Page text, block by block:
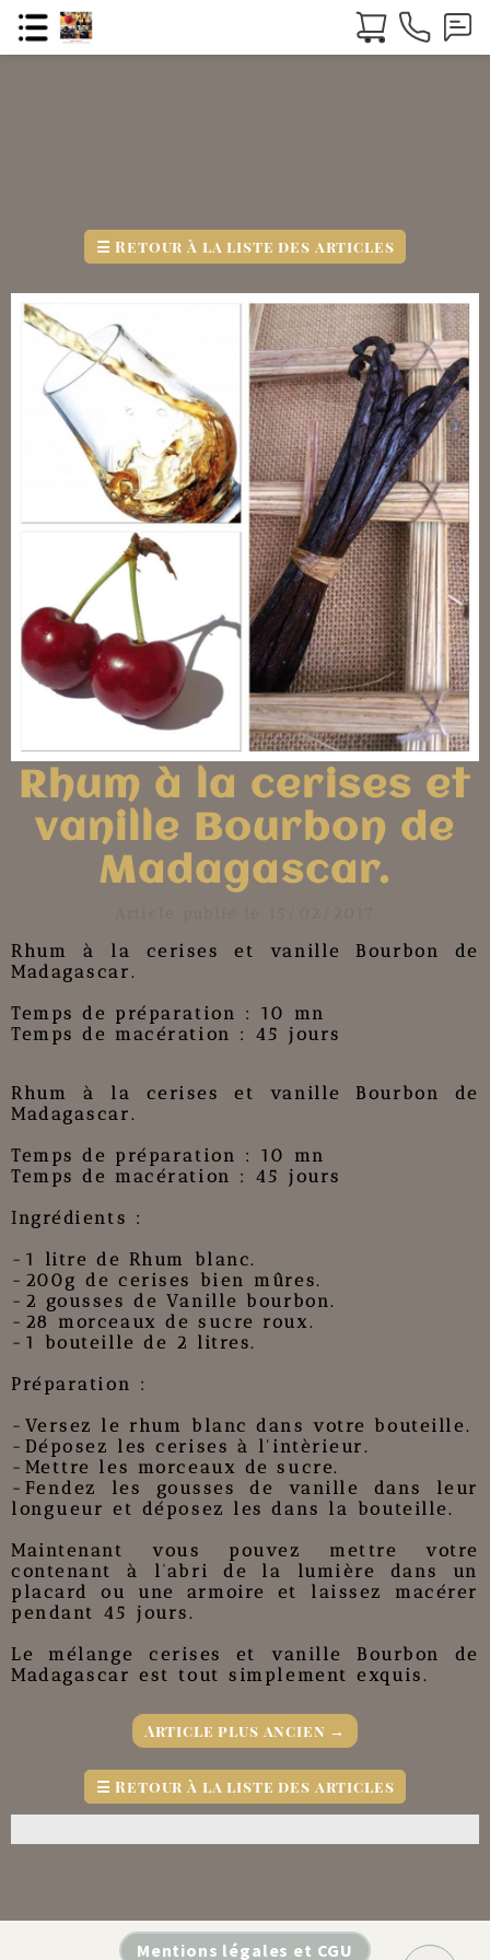
☰Retour à la liste des articles
Rhum à la cerises et
vanille Bourbon de
Madagascar.
Rhum à la cerises et vanille Bourbon de
Madagascar.
Temps de préparation : 10 mn
Temps de macération : 45 jours
Rhum à la cerises et vanille Bourbon de
Madagascar.
Temps de préparation : 10 mn
Temps de macération : 45 jours
Ingrédients :
-1 litre de Rhum blanc.
-200g de cerises bien mûres.
-2 gousses de Vanille bourbon.
-28 morceaux de sucre roux.
-1 bouteille de 2 litres.
Préparation :
-Versez le rhum blanc dans votre bouteille.
-Déposez les cerises à l'intèrieur.
-Mettre les morceaux de sucre.
-Fendez les gousses de vanille dans leur
longueur et déposez les dans la bouteille.
Maintenant vous pouvez mettre votre
contenant à l’abri de la lumière dans un
placard ou une armoire et laissez macérer
pendant 45 jours.
Le mélange cerises et vanille Bourbon de
Madagascar est tout simplement exquis.
Article plus ancien →
☰Retour à la liste des articles
Mentions légales et CGU